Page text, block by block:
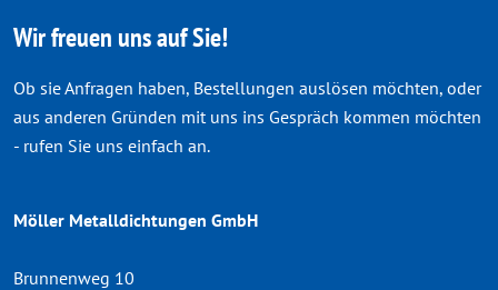
Wir freuen uns auf Sie!
Ob sie Anfragen haben, Bestellungen auslösen möchten, oder
aus anderen Gründen mit uns ins Gespräch kommen möchten
- rufen Sie uns einfach an.
Möller Metalldichtungen GmbH
Brunnenweg 10